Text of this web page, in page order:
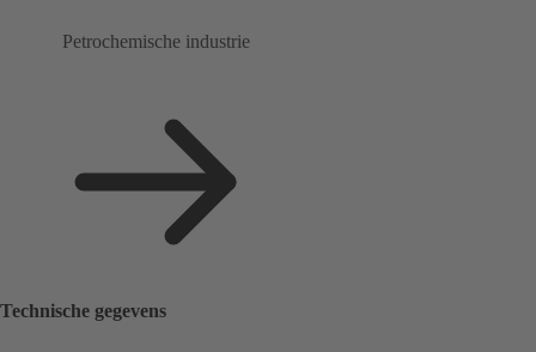
Petrochemische industrie
Technische gegevens